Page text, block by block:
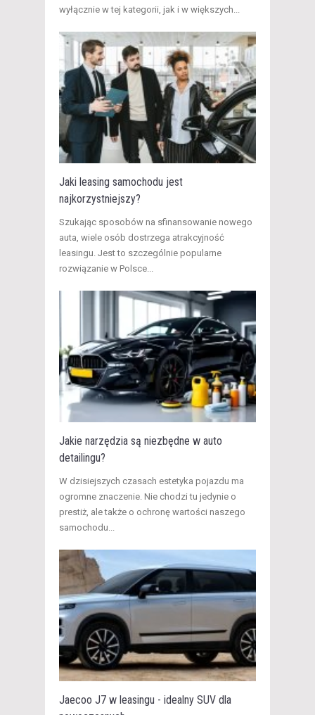
wyłącznie w tej kategorii, jak i w większych...
Jaki leasing samochodu jest
najkorzystniejszy?
Szukając sposobów na sfinansowanie nowego
auta, wiele osób dostrzega atrakcyjność
leasingu. Jest to szczególnie popularne
rozwiązanie w Polsce...
Jakie narzędzia są niezbędne w auto
detailingu?
W dzisiejszych czasach estetyka pojazdu ma
ogromne znaczenie. Nie chodzi tu jedynie o
prestiż, ale także o ochronę wartości naszego
samochodu...
Jaecoo J7 w leasingu - idealny SUV dla